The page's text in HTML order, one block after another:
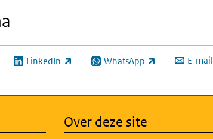
link) LinkedIn
(externe link) WhatsApp
(externe link) E-mail
Over deze site